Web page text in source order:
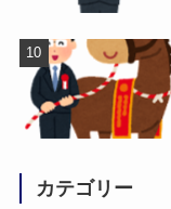
カテゴリー